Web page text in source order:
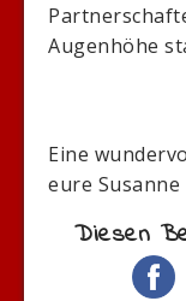
Augenhöhe
Eine
eure Susanne
Diesen